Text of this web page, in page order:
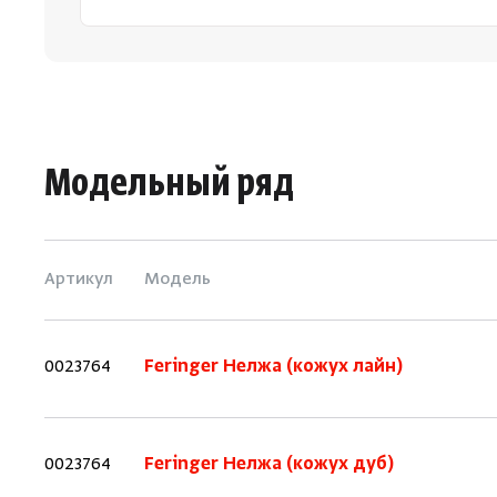
Модельный ряд
Артикул Модель
0023764 Feringer Нелжа (кожух лайн)
0023764 Feringer Нелжа (кожух дуб)